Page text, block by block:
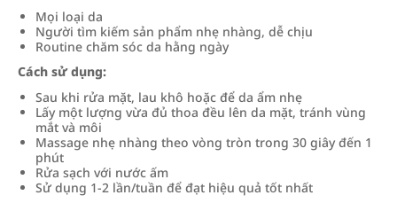
Mọi loại da
Người tìm kiếm sản phẩm nhẹ nhàng, dễ chịu
Routine chăm sóc da hằng ngày
Cách sử dụng:
Sau khi rửa mặt, lau khô hoặc để da ẩm nhẹ
Lấy một lượng vừa đủ thoa đều lên da mặt, tránh vùng
mắt và môi
Massage nhẹ nhàng theo vòng tròn trong 30 giây đến 1
phút
Rửa sạch với nước ấm
Sử dụng 1-2 lần/tuần để đạt hiệu quả tốt nhất